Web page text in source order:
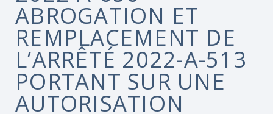
ABROGATION ET
REMPLACEMENT DE
L’ARRÊTÉ 2022-A-513
PORTANT SUR UNE
AUTORISATION